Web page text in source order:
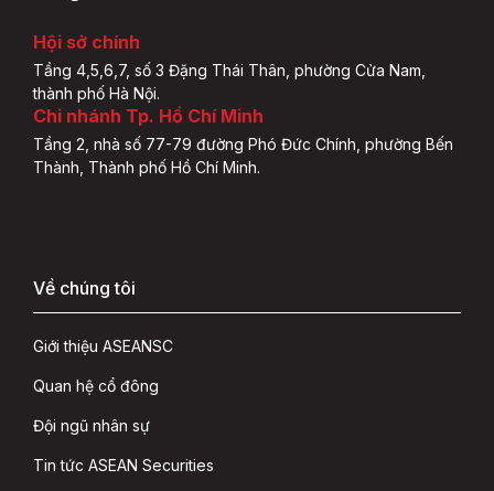
Hội sở chính
Tầng 4,5,6,7, số 3 Đặng Thái Thân, phường Cửa Nam,
thành phố Hà Nội.
Chi nhánh Tp. Hồ Chí Minh
Tầng 2, nhà số 77-79 đường Phó Đức Chính, phường Bến
Thành, Thành phố Hồ Chí Minh.
Về chúng tôi
Giới thiệu ASEANSC
Quan hệ cổ đông
Đội ngũ nhân sự
Tin tức ASEAN Securities